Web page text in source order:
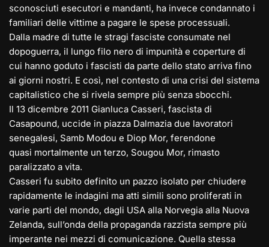
sconosciuti esecutori e mandanti, ha invece condannato i
familiari delle vittime a pagare le spese processuali.
Dalla madre di tutte le stragi fasciste consumate nel
dopoguerra, il lungo filo nero di impunità e coperture di
cui hanno goduto i fascisti da parte dello stato arriva fino
ai giorni nostri. E così, nel contesto di una crisi del sistema
capitalistico che si rivela sempre più senza sbocchi.
Il 13 dicembre 2011 Gianluca Casseri, fascista di
Casapound, uccide in piazza Dalmazia due lavoratori
senegalesi, Samb Modou e Diop Mor, ferendone
quasi mortalmente un terzo, Sougou Mor, rimasto
paralizzato a vita.
Casseri fu subito definito un pazzo isolato per chiudere
rapidamente le indagini ma atti simili sono proliferati in
varie parti del mondo, dagli USA alla Norvegia alla Nuova
Zelanda, sull’onda della propaganda razzista sempre più
imperante nei mezzi di comunicazione. Quella stessa